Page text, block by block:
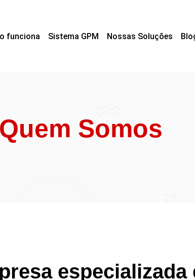
funciona Sistema GPM Nossas Soluções
Quem Somos
especializada